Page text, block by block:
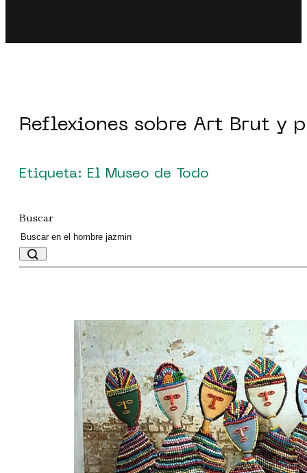
Reflexiones sobre Art Brut y
Etiqueta: El Museo de Todo
Buscar